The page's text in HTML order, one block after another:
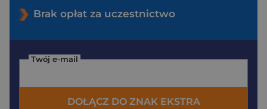
Brak opłat za uczestnictwo
Twój e-mail
DOŁĄCZ DO ZNAK EKSTRA